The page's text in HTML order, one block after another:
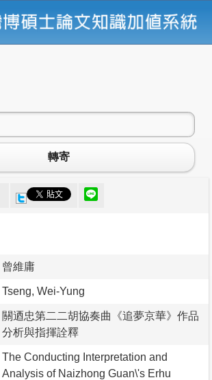
轉寄
曾維庸
Tseng, Wei-Yung
關迺忠第二二胡協奏曲《追夢京華》作品
分析與指揮詮釋
The Conducting Interpretation and
Analysis of Naizhong Guan\'s Erhu